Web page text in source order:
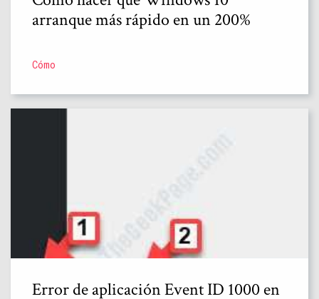
arranque más rápido en un 200%
Cómo
Error de aplicación Event ID 1000 en